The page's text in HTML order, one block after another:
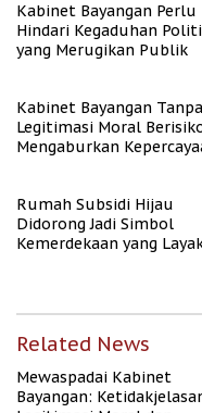
Kabinet Bayangan Perlu
Hindari Kegaduhan
yang Merugikan Publik
Kabinet Bayangan Tanpa
Legitimasi Moral
Mengaburkan
Rumah Subsidi Hijau
Didorong Jadi Simbol
Kemerdekaan yang
Related News
Mewaspadai Kabinet
Bayangan: